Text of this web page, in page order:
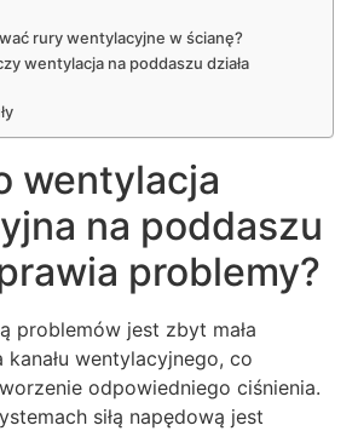
rury wentylacyjne w ścianę?
wentylacja na poddaszu działa
wentylacja
na poddaszu
problemy?
problemów jest zbyt mała
wentylacyjnego, co
odpowiedniego ciśnienia.
siłą napędową jest